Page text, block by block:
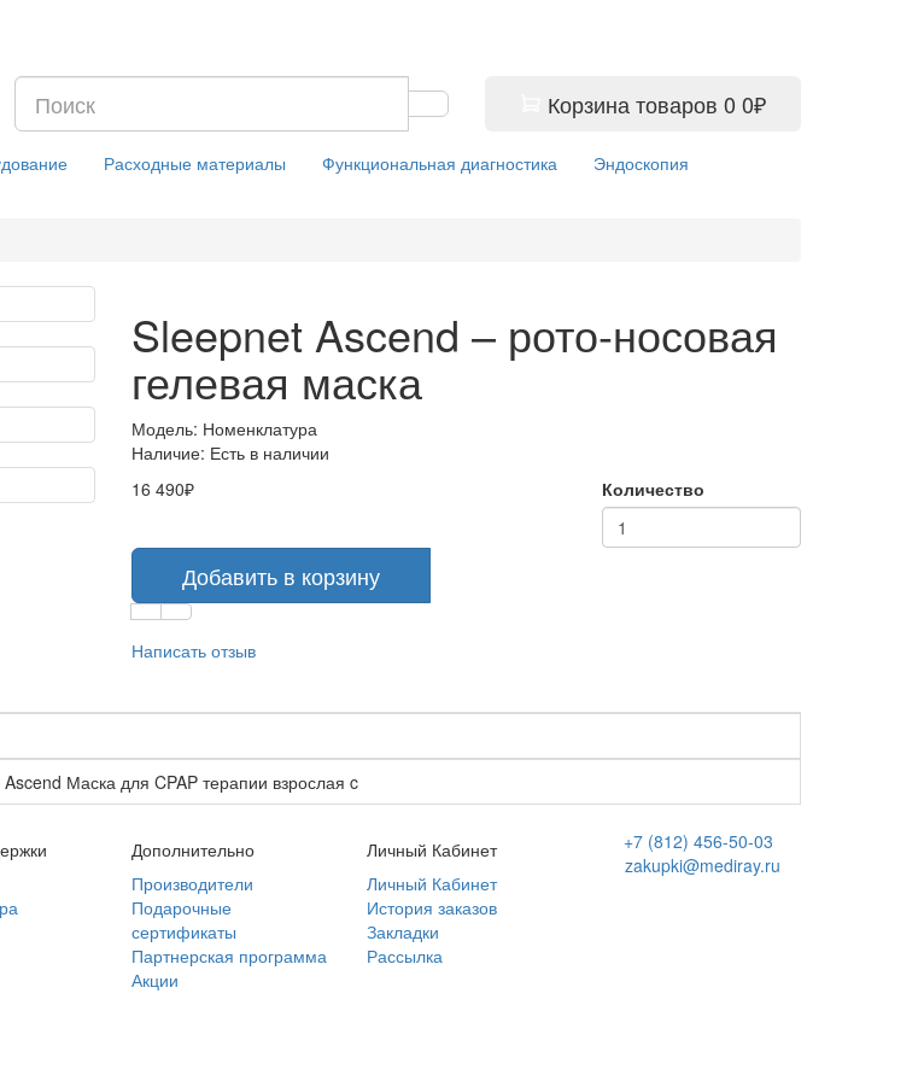
Корзина товаров 0 0₽
Расходные материалы Функциональная диагностика Эндоскопия
Sleepnet Ascend – рото-носовая
гелевая маска
Модель: Номенклатура
Наличие: Есть в наличии
16 490₽
Количество
Добавить в корзину
Написать отзыв
Маска для CPAP терапии взрослая c
Дополнительно
Производители
Подарочные
сертификаты
Партнерская программа
Акции
Личный Кабинет
Личный Кабинет
История заказов
Закладки
Рассылка
+7 (812) 456-50-03
zakupki@mediray.ru